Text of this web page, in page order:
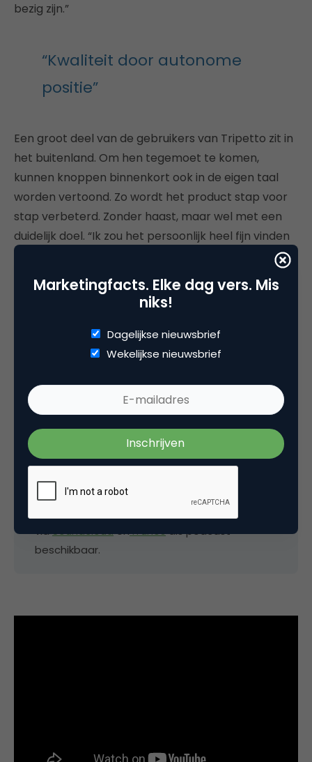
bezig zijn.”
“Kwaliteit door autonome
positie”
Een groot deel van de gebruikers van Tripetto zit in
het buitenland. Om hen tegemoet te komen,
kunnen knoppen binnenkort ook in de eigen taal
worden vertoond. Zo wordt het product stap voor
stap verbeterd. Zonder haast, maar wel met een
duidelijk doel. “Ik zou het persoonlijk heel fijn vinden
dat als we een kritieke massa weten te bereiken
waardoor het ambassadeurschap wat ons bijna
niets kost en heel goed werkt op grotere schaal
geld hoeven aantrekken. Ik denk dat het product
kwalitatief zo goed is doordat we helemaal vrij en
ontwikkeling. Die liep echt wel van tijd tot tijd
vertraging op en heeft pijn gedaan, maar het heeft
er wel toe geleid dat het product zo is zoals het nu
viaSoundcloudeniTunesals podcast
beschikbaar.
Marketingfacts. Elke dag vers. Mis
niks!
Dagelijkse nieuwsbrief
Wekelijkse nieuwsbrief